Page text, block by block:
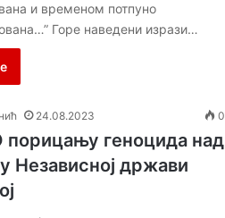
и временом потпуно
Горе наведени изрази…
24.08.2023 0
порицању геноцида над
Независној држави